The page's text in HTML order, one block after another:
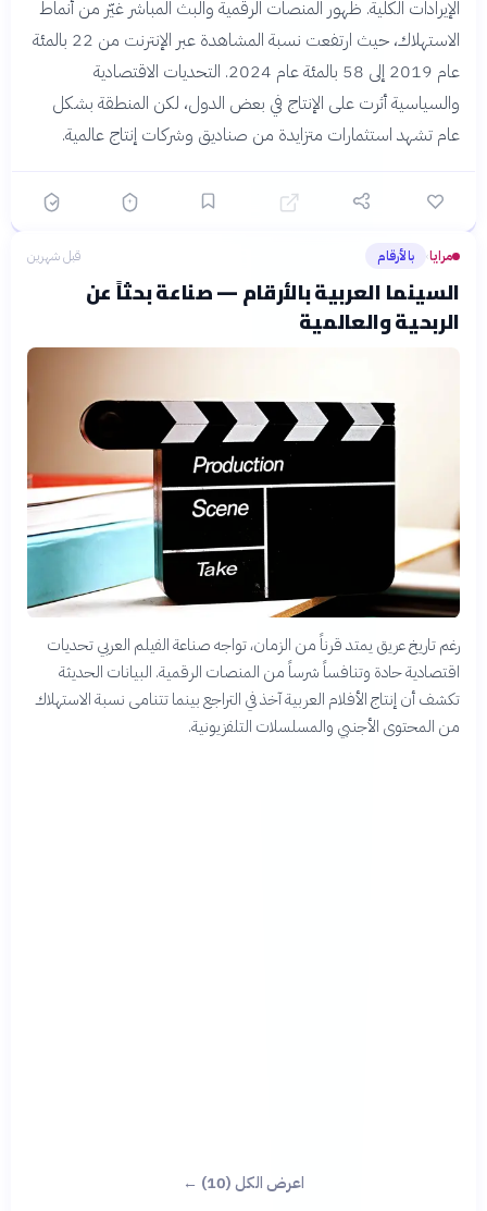
الإيرادات الكلية. ظهور المنصات الرقمية والبث المباشر غيّر من أنماط
الاستهلاك، حيث ارتفعت نسبة المشاهدة عبر الإنترنت من 22 بالمئة
عام 2019 إلى 58 بالمئة عام 2024. التحديات الاقتصادية
والسياسية أثرت على الإنتاج في بعض الدول، لكن المنطقة بشكل
عام تشهد استثمارات متزايدة من صناديق وشركات إنتاج عالمية.
مرايا› بالأرقام قبل شهرين
السينما العربية بالأرقام — صناعة بحثاً عن
الربحية والعالمية
رغم تاريخ عريق يمتد قرناً من الزمان، تواجه صناعة الفيلم العربي تحديات
اقتصادية حادة وتنافساً شرساً من المنصات الرقمية. البيانات الحديثة
تكشف أن إنتاج الأفلام العربية آخذ في التراجع بينما تتنامى نسبة الاستهلاك
من المحتوى الأجنبي والمسلسلات التلفزيونية.
اعرض الكل (10) ←